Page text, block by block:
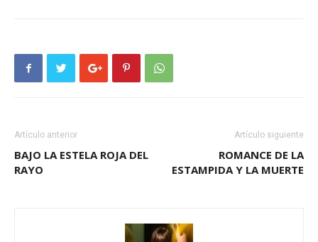
Artículo anterior
BAJO LA ESTELA ROJA DEL
RAYO
Artículo siguiente
ROMANCE DE LA
ESTAMPIDA Y LA MUERTE